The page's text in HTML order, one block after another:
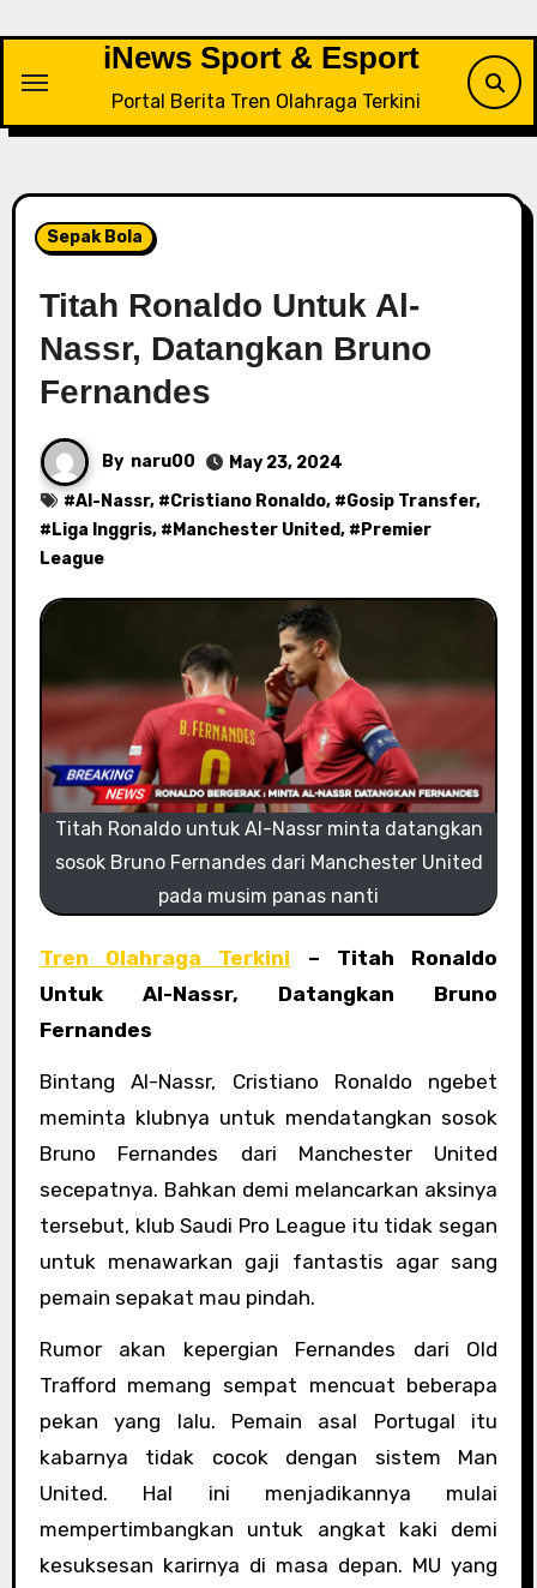
content
iNews Sport & Esport
Portal Berita Tren Olahraga Terkini
Sepak Bola
Titah Ronaldo Untuk Al-
Nassr, Datangkan Bruno
Fernandes
By naru00
May 23, 2024
#Al-Nassr, #Cristiano Ronaldo, #Gosip Transfer,
# Liga Inggris, # Manchester United, # Premier
League
Titah Ronaldo untuk Al-Nassr minta datangkan
sosok Bruno Fernandes dari Manchester United
pada musim panas nanti
Tren Olahraga Terkini – Titah Ronaldo
Untuk Al-Nassr, Datangkan Bruno
Fernandes
Bintang Al-Nassr, Cristiano Ronaldo ngebet
meminta klubnya untuk mendatangkan sosok
Bruno Fernandes dari Manchester United
secepatnya. Bahkan demi melancarkan aksinya
tersebut, klub Saudi Pro League itu tidak segan
untuk menawarkan gaji fantastis agar sang
pemain sepakat mau pindah.
Rumor akan kepergian Fernandes dari Old
Trafford memang sempat mencuat beberapa
pekan yang lalu. Pemain asal Portugal itu
kabarnya tidak cocok dengan sistem Man
United. Hal ini menjadikannya mulai
mempertimbangkan untuk angkat kaki demi
kesuksesan karirnya di masa depan. MU yang